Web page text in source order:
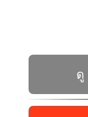
ดู